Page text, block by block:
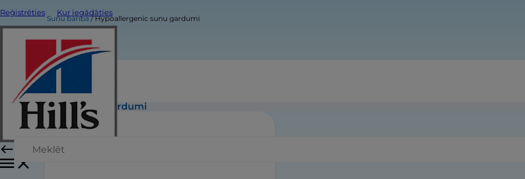
Reģistrēties Kur iegādāties
Suņu barība Hypoallergenic suņu gardumi
Hypoallergenic suņu gardumi